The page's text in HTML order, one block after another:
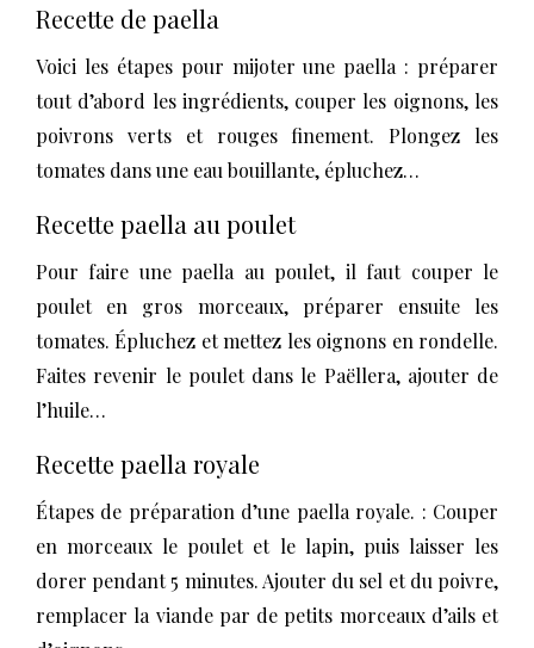
Recette de paella
Voici les étapes pour mijoter une paella : préparer
tout d’abord les ingrédients, couper les oignons, les
poivrons verts et rouges finement. Plongez les
tomates dans une eau bouillante, épluchez…
Recette paella au poulet
Pour faire une paella au poulet, il faut couper le
poulet en gros morceaux, préparer ensuite les
tomates. Épluchez et mettez les oignons en rondelle.
Faites revenir le poulet dans le Paëllera, ajouter de
l’huile…
Recette paella royale
Étapes de préparation d’une paella royale. : Couper
en morceaux le poulet et le lapin, puis laisser les
dorer pendant 5 minutes. Ajouter du sel et du poivre,
remplacer la viande par de petits morceaux d’ails et